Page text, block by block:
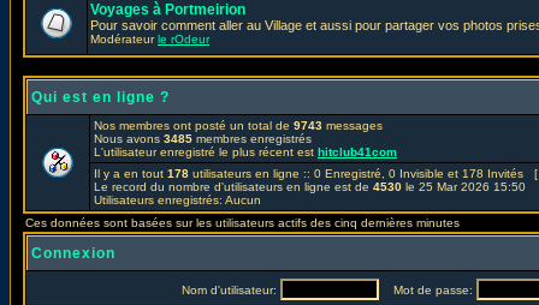
Voyages à Portmeirion
Pour savoir comment aller au Village et aussi pour partager vos photos
Modérateurle rOdeur
Qui est en ligne ?
Nos membres ont posté un total de 9743 messages
Nous avons 3485 membres enregistrés
L'utilisateur enregistré le plus récent est hitclub41com
Il y a en tout 178 utilisateurs en ligne :: 0 Enregistré, 0 Invisible et 178 Invités [
Le record du nombre d'utilisateurs en ligne est de 4530 le 25 Mar 2026 15:50
Utilisateurs enregistrés: Aucun
Ces données sont basées sur les utilisateurs actifs des cinq dernières minutes
Connexion
Nom d'utilisateur: Mot de passe: